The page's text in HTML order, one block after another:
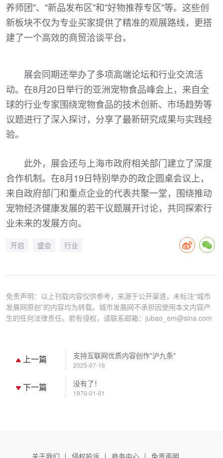
养师团"、"新品发布区"和"好物推荐专区"等。这些创
新板块不仅为专业买家提供了精准的观展路线，更搭
建了一个高效的商贸洽谈平台。
展会同期还举办了多项高端论坛和行业交流活
动。在8月20日举行的亚洲宠物食品峰会上，来自全
球的行业专家围绕宠物食品的技术创新、市场趋势等
议题进行了深入探讨，分享了最新研究成果与实践经
验。
此外，展会还与上海市政府相关部门建立了深度
合作机制。在8月19日特别举办的政企圆桌会议上，
来自政府部门和重点企业的代表共聚一堂，围绕推动
宠物经济健康发展的若干议题展开讨论，共同探索行
业未来的发展方向。
开启 盛会 行业
免责声明：以上刊载内容仅供参考，来源于公开渠道，未标注“城市
发展网原创”的内容均为转载。城市发展网不承担因使用本文内容产
生的任何法律责任。若有侵权，请联系邮箱：jubao_em@sina.com
上一篇 支持互联网优质内容创作"沪九条"
2025-07-16
下一篇 没有了！
1970-01-01